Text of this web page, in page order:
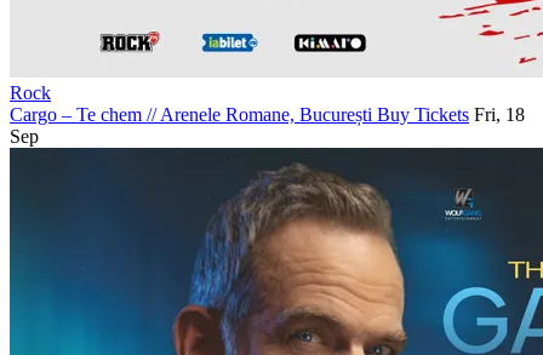
Rock
Cargo – Te chem //Arenele Romane, București Buy Tickets Fri, 18
Sep